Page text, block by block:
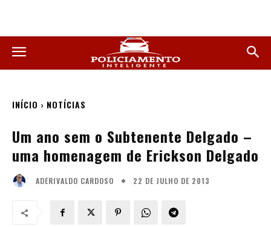
INÍCIO NOTÍCIAS
Um ano sem o Subtenente Delgado –
uma homenagem de Erickson Delgado
ADERIVALDO CARDOSO 22 DE JULHO DE 2013